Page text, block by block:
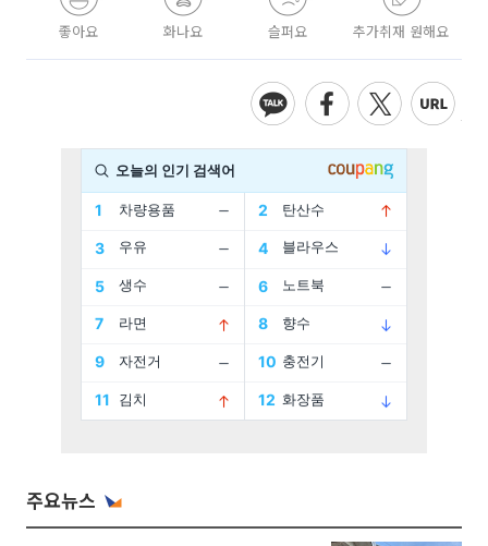
좋아요 화나요 슬퍼요 추가취재 원해요
주요뉴스